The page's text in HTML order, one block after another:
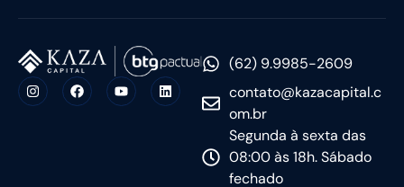
(62) 9.9985-2609
contato@kazacapital.c
om.br
Segunda à sexta das
08:00 às 18h. Sábado
fechado